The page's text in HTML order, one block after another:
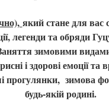
який стане для
легенди та обряди
аняття зимовими
і здорові емоції
прогулянки, зимова
будь-якій родині.